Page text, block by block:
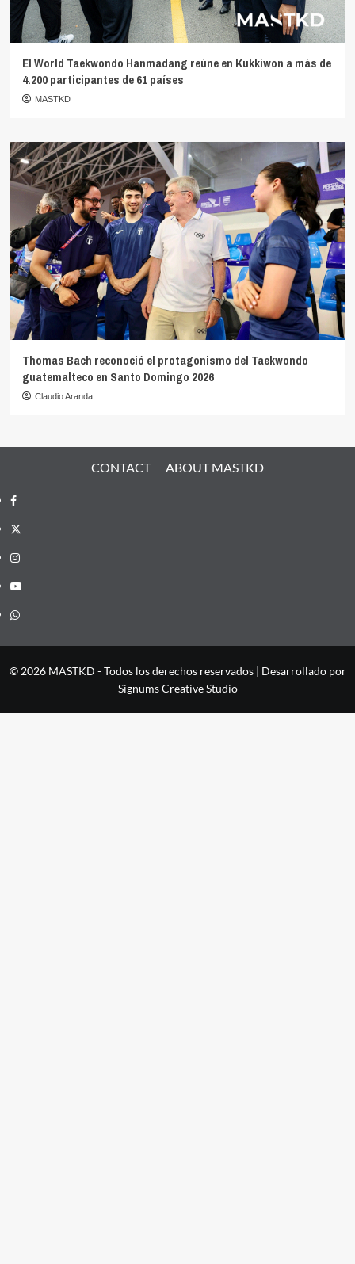
El World Taekwondo Hanmadang reúne en Kukkiwon a más de
4.200 participantes de 61 países
MASTKD
Thomas Bach reconoció el protagonismo del Taekwondo
guatemalteco en Santo Domingo 2026
Claudio Aranda
CONTACT ABOUT MASTKD
Facebook
X
Instagram
YouTube
Whatsapp